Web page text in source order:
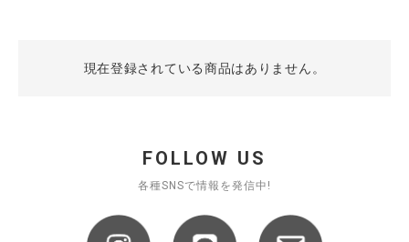
ファッション雑貨
現在登録されている商品はありません。
FOLLOW US
各種SNSで情報を発信中!